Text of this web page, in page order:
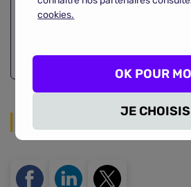
cookies.
JE CHOISIS
OK POUR